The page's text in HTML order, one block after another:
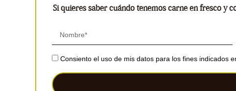
Si quieres saber cuándo tenemos carne en fresco y
Consiento el uso de mis datos para los fines indicados